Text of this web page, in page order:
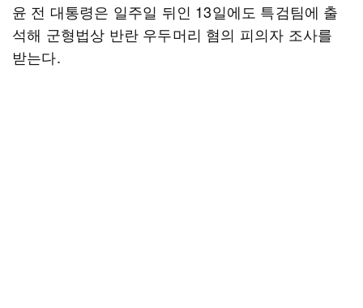
윤 전 대통령은 일주일 뒤인 13일에도 특검팀에 출
석해 군형법상 반란 우두머리 혐의 피의자 조사를
받는다.